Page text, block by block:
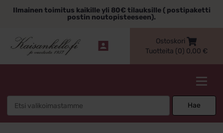
sisältöönIlmainen toimitus kaikille yli 80€ tilauksille ( postipaketti
postin noutopisteeseen).
Ostoskori
Tuotteita (0) 0,00 €
Hae